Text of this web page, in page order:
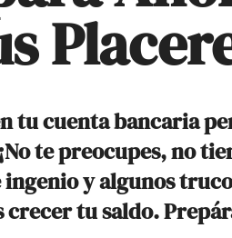
tu cuenta bancaria
te preocupes, no
y algunos
crecer tu saldo.